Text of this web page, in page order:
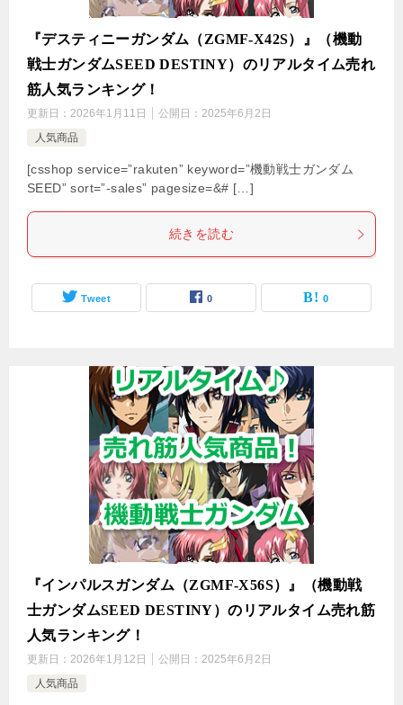
『デスティニーガンダム（ZGMF-X42S）』（機動
戦士ガンダムSEED DESTINY）のリアルタイム売れ
筋人気ランキング！
更新日： 2026年1月11日 公開日： 2025年6月2日
人気商品
[csshop service=”rakuten” keyword=”機動戦士ガンダム
SEED” sort=”-sales” pagesize=&# […]
続きを読む
Tweet 0 0
『インパルスガンダム（ZGMF-X56S）』（機動戦
士ガンダムSEED DESTINY）のリアルタイム売れ筋
人気ランキング！
更新日： 2026年1月12日 公開日： 2025年6月2日
人気商品